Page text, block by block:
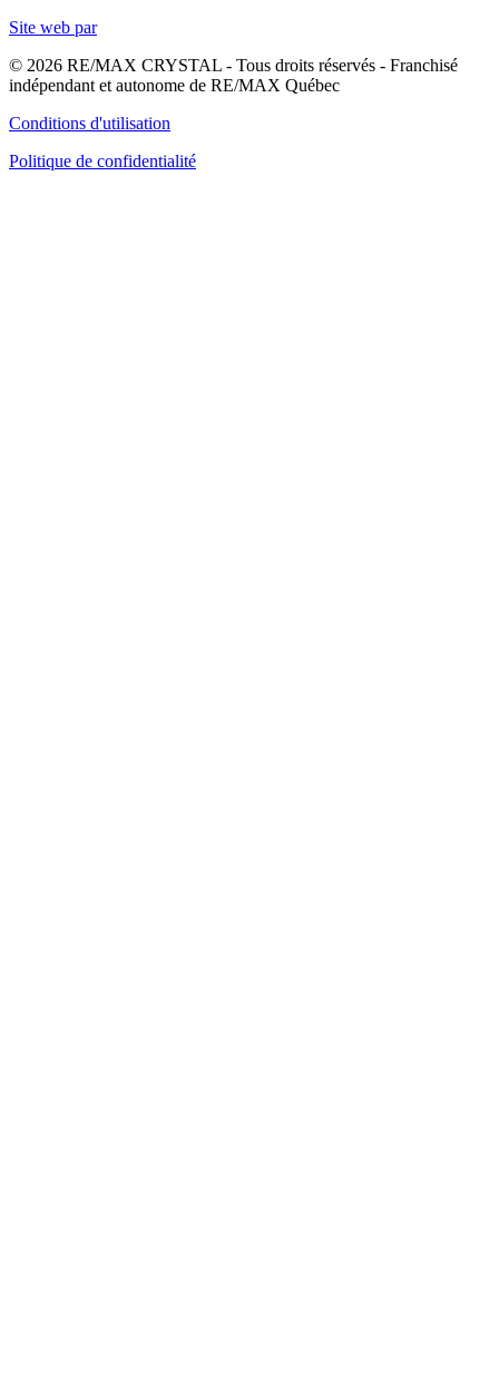
Site web par
© 2026 RE/MAX CRYSTAL - Tous droits réservés - Franchisé
indépendant et autonome de RE/MAX Québec
Conditions d'utilisation
Politique de confidentialité